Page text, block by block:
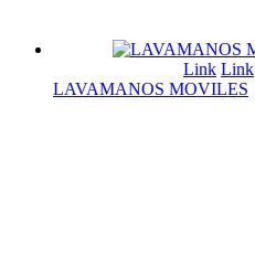
Link Link
LAVAMANOS MOVILES